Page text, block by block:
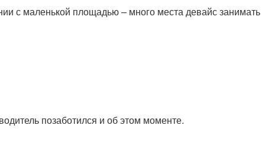
с маленькой площадью – много места девайс занимать
позаботился и об этом моменте.